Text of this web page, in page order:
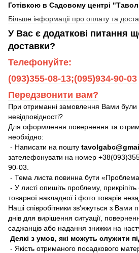
Готівкою в Садовому центрі
Більше інформації про оплату та
У Вас є додаткові питання
доставки?
Телефонуйте:
(093)355-08-13;(095)934-90-03
Передзвонити вам?
При отриманні замовлення Вами були
невідповідності?
Для оформлення повернення та
необхідно:
- Написати на пошту
зателефонувати на номер
90-03.
- Тема листа повинна бути
- У листі опишіть проблему,
товарної накладної і фото товарів
Наші співробітники зв'яжуться з Вами
днів для вирішення ситуації,
саджанців або надання знижки на
Деякі з умов, які можуть служити
- Якість отриманого посадкового